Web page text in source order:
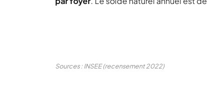
Sources : INSEE (recensement 2022)